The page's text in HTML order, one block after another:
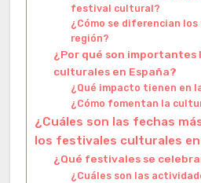
festival cultural?
¿Cómo se diferencian
región?
¿Por qué son importantes
culturales en España?
¿Qué impacto tienen en
¿Cómo fomentan la
¿Cuáles son las fechas
los festivales culturales en
¿Qué festivales se
¿Cuáles son las